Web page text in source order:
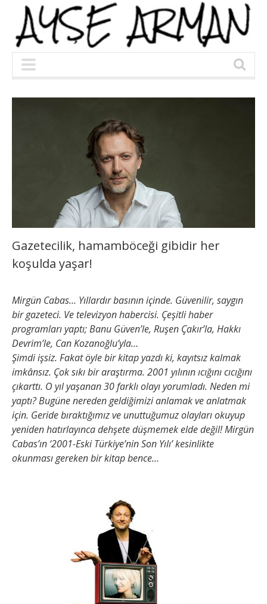
Gazetecilik, hamamböceği gibidir her
koşulda yaşar!
Mirgün Cabas… Yıllardır basının içinde. Güvenilir, saygın
bir gazeteci. Ve televizyon habercisi. Çeşitli haber
programları yaptı; Banu Güven’le, Ruşen Çakır’la, Hakkı
Devrim’le, Can Kozanoğlu’yla…
Şimdi işsiz. Fakat öyle bir kitap yazdı ki, kayıtsız kalmak
imkânsız. Çok sıkı bir araştırma. 2001 yılının ıcığını cıcığını
çıkarttı. O yıl yaşanan 30 farklı olayı yorumladı. Neden mi
yaptı? Bugüne nereden geldiğimizi anlamak ve anlatmak
için. Geride bıraktığımız ve unuttuğumuz olayları okuyup
yeniden hatırlayınca dehşete düşmemek elde değil! Mirgün
Cabas’ın ‘2001-Eski Türkiye’nin Son Yılı’ kesinlikte
okunması gereken bir kitap bence…